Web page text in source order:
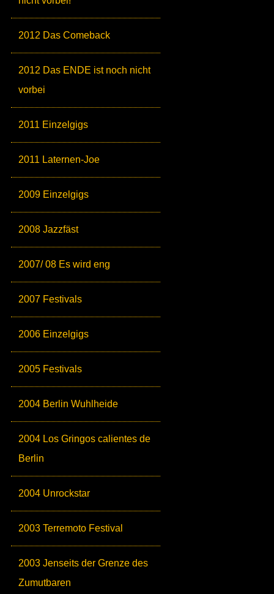
2012 Das Comeback
2012 Das ENDE ist noch nicht
vorbei
2011 Einzelgigs
2011 Laternen-Joe
2009 Einzelgigs
2008 Jazzfäst
2007/ 08 Es wird eng
2007 Festivals
2006 Einzelgigs
2005 Festivals
2004 Berlin Wuhlheide
2004 Los Gringos calientes de
Berlin
2004 Unrockstar
2003 Terremoto Festival
2003 Jenseits der Grenze des
Zumutbaren